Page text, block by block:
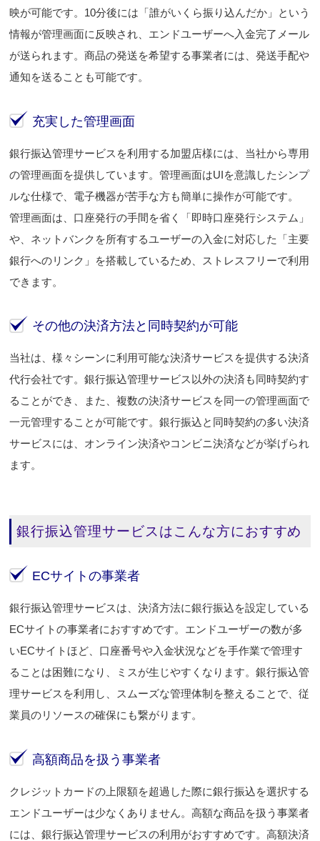
映が可能です。10分後には「誰がいくら振り込んだか」という
情報が管理画面に反映され、エンドユーザーへ入金完了メール
が送られます。商品の発送を希望する事業者には、発送手配や
通知を送ることも可能です。
充実した管理画面
銀行振込管理サービスを利用する加盟店様には、当社から専用
の管理画面を提供しています。管理画面はUIを意識したシンプ
ルな仕様で、電子機器が苦手な方も簡単に操作が可能です。
管理画面は、口座発行の手間を省く「即時口座発行システム」
や、ネットバンクを所有するユーザーの入金に対応した「主要
銀行へのリンク」を搭載しているため、ストレスフリーで利用
できます。
その他の決済方法と同時契約が可能
当社は、様々シーンに利用可能な決済サービスを提供する決済
代行会社です。銀行振込管理サービス以外の決済も同時契約す
ることができ、また、複数の決済サービスを同一の管理画面で
一元管理することが可能です。銀行振込と同時契約の多い決済
サービスには、オンライン決済やコンビニ決済などが挙げられ
ます。
銀行振込管理サービスはこんな方におすすめ
ECサイトの事業者
銀行振込管理サービスは、決済方法に銀行振込を設定している
ECサイトの事業者におすすめです。エンドユーザーの数が多
いECサイトほど、口座番号や入金状況などを手作業で管理す
ることは困難になり、ミスが生じやすくなります。銀行振込管
理サービスを利用し、スムーズな管理体制を整えることで、従
業員のリソースの確保にも繋がります。
高額商品を扱う事業者
クレジットカードの上限額を超過した際に銀行振込を選択する
エンドユーザーは少なくありません。高額な商品を扱う事業者
には、銀行振込管理サービスの利用がおすすめです。高額決済